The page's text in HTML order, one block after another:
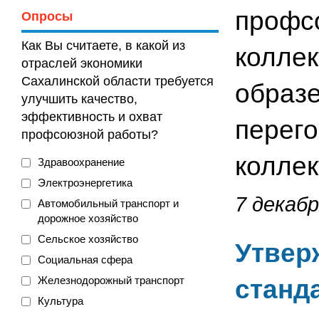
Опросы
Как Вы считаете, в какой из
отраслей экономики
Сахалинской области требуется
улучшить качество,
эффективность и охват
профсоюзной работы?
Здравоохранение
Электроэнергетика
Автомобильный транспорт и
дорожное хозяйство
Сельское хозяйство
Социальная сфера
Железнодорожный транспорт
Культура
7